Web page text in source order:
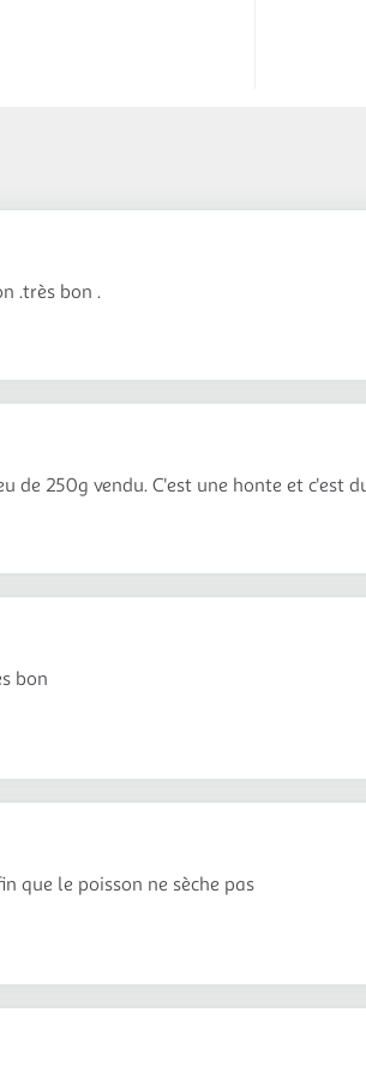
.très bon .
de 250g vendu. C'est une honte et c'est
bon
que le poisson ne sèche pas